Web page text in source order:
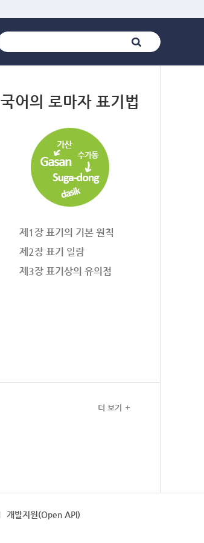
국어의 로마자 표기법
제1장 표기의 기본 원칙
제2장 표기 일람
제3장 표기상의 유의점
더 보기
개발지원(Open API)